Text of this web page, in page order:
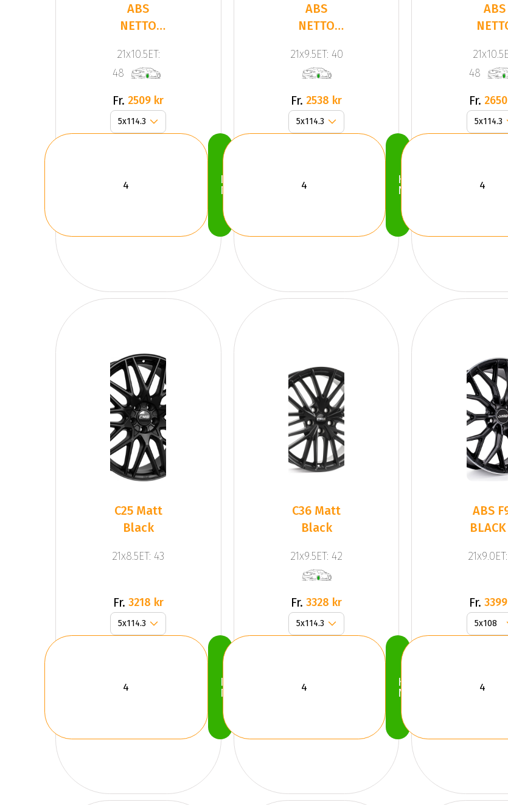
ABS
NETTO
GLOSS
BLACK
21x10.5ET:
48
Fr. 2509 kr
Köp
Nu
ABS
NETTO
Black
21x9.5ET: 40
Fr. 2538 kr
Köp
Nu
ABS
48
Fr.
C25 Matt
Black
21x8.5ET: 43
Fr. 3218 kr
Köp
Nu
C36 Matt
Black
21x9.5ET: 42
Fr. 3328 kr
Köp
Nu
ABS
Fr.